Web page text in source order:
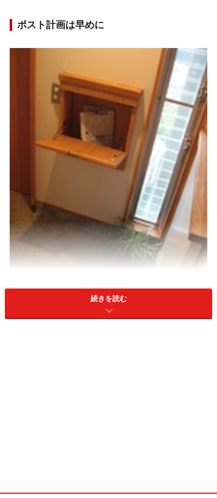
ポスト計画は早めに
続きを読む